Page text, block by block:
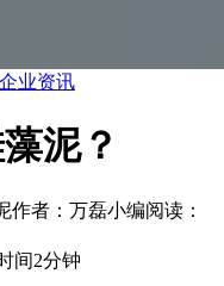
企业资讯
泥？
作者：万磊小编阅读：
间2分钟